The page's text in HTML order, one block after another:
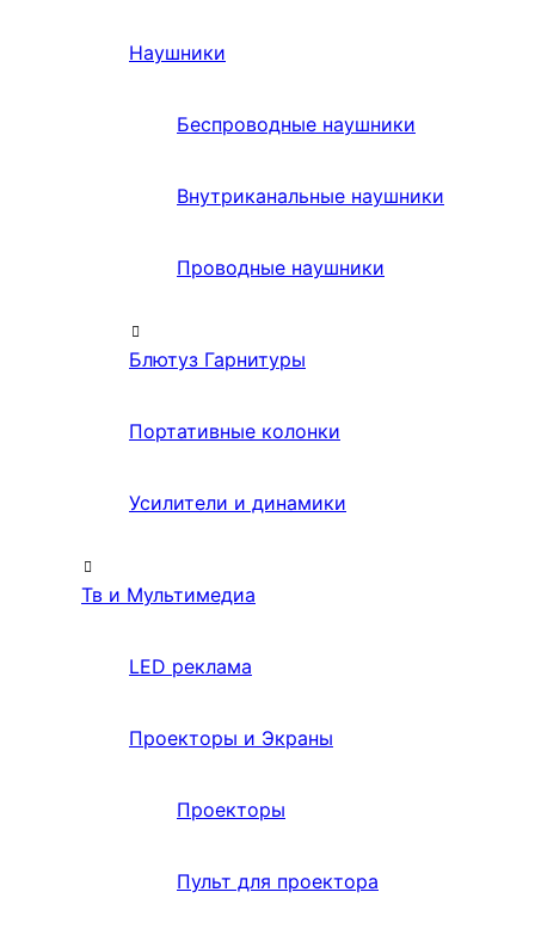
Наушники
Беспроводные наушники
Внутриканальные наушники
Проводные наушники
Блютуз Гарнитуры
Портативные колонки
Усилители и динамики
Тв и Мультимедиа
LED реклама
Проекторы и Экраны
Проекторы
Пульт для проектора